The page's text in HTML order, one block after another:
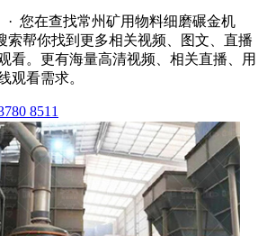
· 您在查找常州矿用物料细磨碾金机
索帮你找到更多相关视频、图文、直播
看。更有海量高清视频、相关直播、用
观看需求。
8511